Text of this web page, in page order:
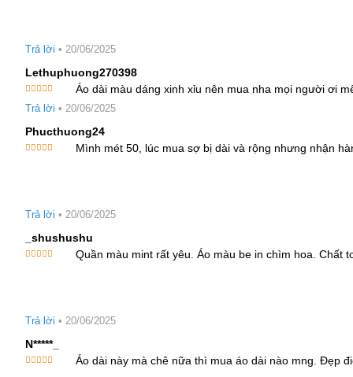
Trả lời • 20/06/2025
Lethuphuong270398
hạng55
Áo dài màu dáng xinh xỉu nên mua nha mọi người ơi
Trả lời • 20/06/2025
Phucthuong24
Mình mét 50, lúc mua sợ bị dài và rộng nhưng nhận
Trả lời • 20/06/2025
_shushushu
Quần màu mint rất yêu. Áo màu be in chìm hoa. Chất
Trả lời • 20/06/2025
N*****_
Áo dài này mà chê nữa thì mua áo dài nào mng. Đẹp